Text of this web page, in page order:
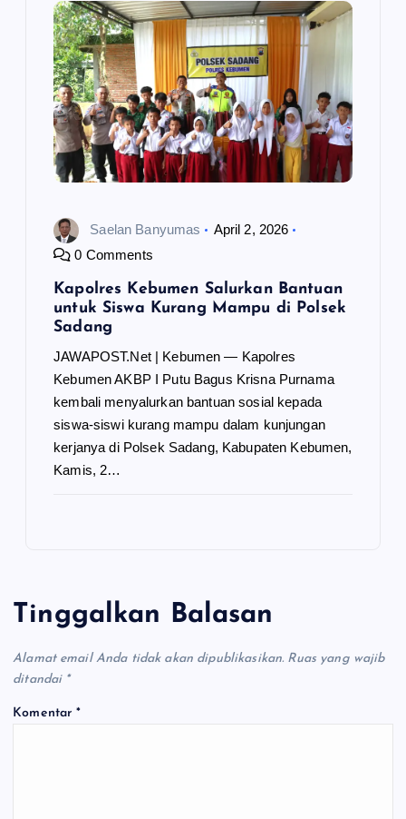
Saelan Banyumas
April 2, 2026
0 Comments
Kapolres Kebumen Salurkan Bantuan
untuk Siswa Kurang Mampu di Polsek
Sadang
JAWAPOST.Net | Kebumen — Kapolres
Kebumen AKBP I Putu Bagus Krisna Purnama
kembali menyalurkan bantuan sosial kepada
siswa-siswi kurang mampu dalam kunjungan
kerjanya di Polsek Sadang, Kabupaten Kebumen,
Kamis, 2…
Tinggalkan Balasan
Alamat email Anda tidak akan dipublikasikan. Ruas yang wajib
ditandai *
Komentar*